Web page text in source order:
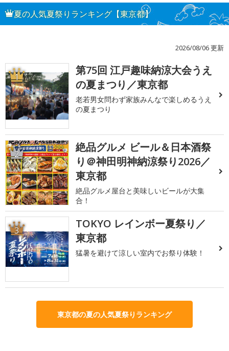
夏の人気夏祭りランキング【東京都】
2026/08/06 更新
1
第75回 江戸趣味納涼大会うえ
の夏まつり／東京都
老若男女問わず家族みんなで楽しめるうえ
の夏まつり
2
絶品グルメ ビール＆日本酒祭
り＠神田明神納涼祭り2026／
東京都
絶品グルメ屋台と美味しいビールが大集
合！
3
TOKYO レインボー夏祭り／
東京都
猛暑を避けて涼しい室内でお祭り体験！
東京都の夏の人気夏祭りランキング